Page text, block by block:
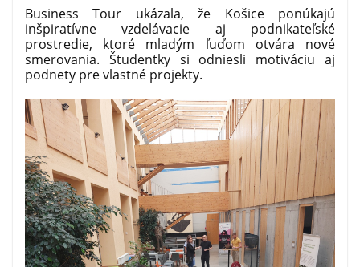
Business Tour ukázala, že Košice ponúkajú
inšpiratívne vzdelávacie aj podnikateľské
prostredie, ktoré mladým ľuďom otvára nové
smerovania. Študentky si odniesli motiváciu aj
podnety pre vlastné projekty.